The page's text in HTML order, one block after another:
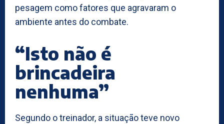
pesagem como fatores que agravaram o
ambiente antes do combate.
“Isto não é
brincadeira
nenhuma”
Segundo o treinador, a situação teve novo